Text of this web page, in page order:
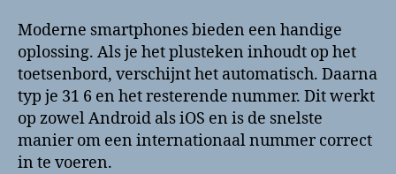
Moderne smartphones bieden een handige
oplossing. Als je het plusteken inhoudt op het
toetsenbord, verschijnt het automatisch. Daarna
typ je 31 6 en het resterende nummer. Dit werkt
op zowel Android als iOS en is de snelste
manier om een internationaal nummer correct
in te voeren.